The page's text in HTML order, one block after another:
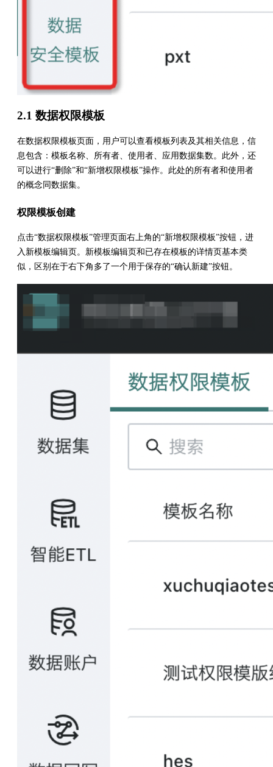
2.1 数据权限模板
在数据权限模板页面，用户可以查看模板列表及其相关信息，信
息包含：模板名称、所有者、使用者、应用数据集数。此外，还
可以进行“删除”和“新增权限模板”操作。此处的所有者和使用者
的概念同数据集。
权限模板创建
点击“数据权限模板”管理页面右上角的“新增权限模板”按钮，进
入新模板编辑页。新模板编辑页和已存在模板的详情页基本类
似，区别在于右下角多了一个用于保存的“确认新建”按钮。